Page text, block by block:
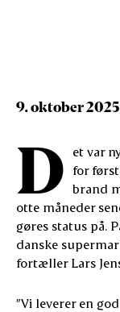
9. oktober 2025
D
et var
for
brand
otte måneder
gøres status på.
danske
fortæller Lars
”Vi leverer en